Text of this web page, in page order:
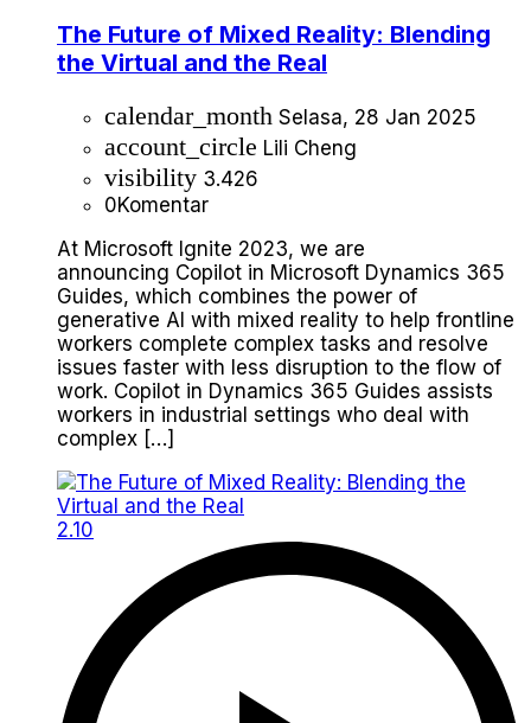
The Future of Mixed Reality: Blending
the Virtual and the Real
calendar_month Selasa, 28 Jan 2025
account_circle Lili Cheng
visibility 3.426
0Komentar
At Microsoft Ignite 2023, we are
announcing Copilot in Microsoft Dynamics 365
Guides, which combines the power of
generative AI with mixed reality to help frontline
workers complete complex tasks and resolve
issues faster with less disruption to the flow of
work. Copilot in Dynamics 365 Guides assists
workers in industrial settings who deal with
complex […]
2.10